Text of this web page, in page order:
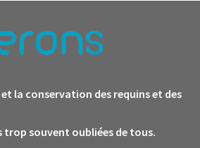
et la conservation des requins et des
trop souvent oubliées de tous.